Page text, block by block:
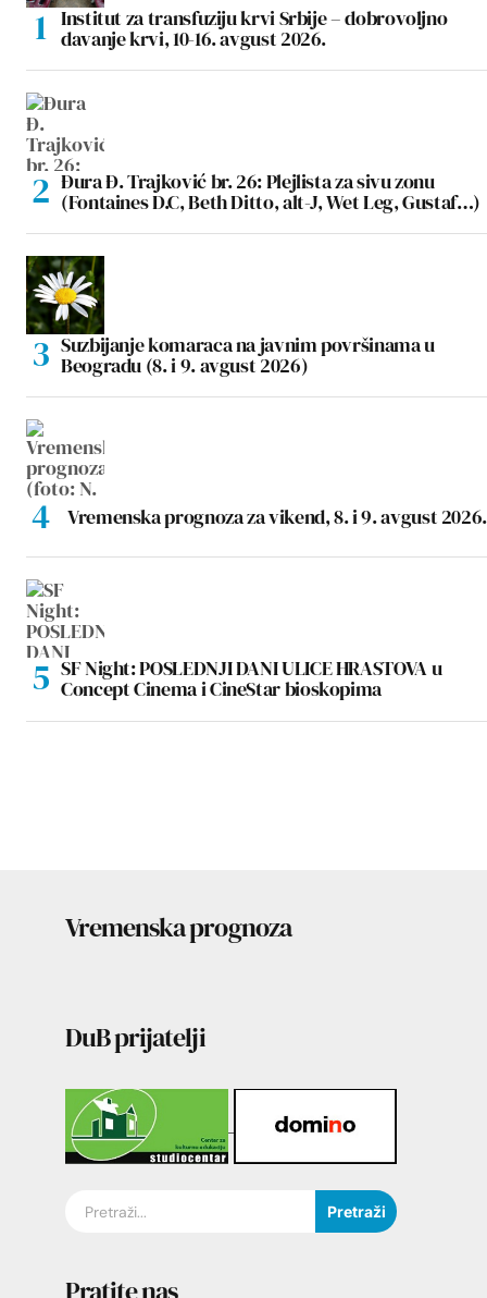
Institut za transfuziju krvi Srbije – dobrovoljno
davanje krvi, 10-16. avgust 2026.
Đura Đ. Trajković br. 26: Plejlista za sivu zonu
(Fontaines D.C, Beth Ditto, alt-J, Wet Leg, Gustaf…)
Suzbijanje komaraca na javnim površinama u
Beogradu (8. i 9. avgust 2026)
Vremenska prognoza za vikend, 8. i 9. avgust 2026.
SF Night: POSLEDNJI DANI ULICE HRASTOVA u
Concept Cinema i CineStar bioskopima
Vremenska prognoza
DuB prijatelji
Pretraži